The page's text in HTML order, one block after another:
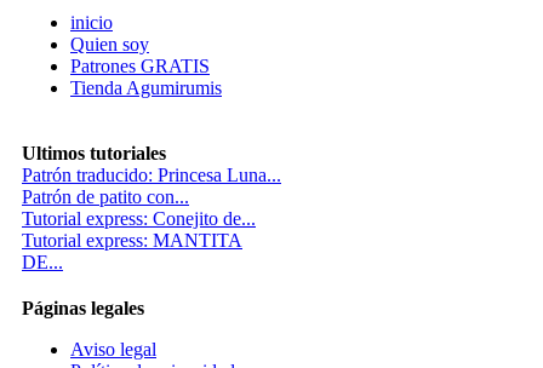
inicio
Quien soy
Patrones GRATIS
Tienda Agumirumis
Ultimos tutoriales
Patrón traducido: Princesa Luna...
Patrón de patito con...
Tutorial express: Conejito de...
Tutorial express: MANTITA
DE...
Páginas legales
Aviso legal